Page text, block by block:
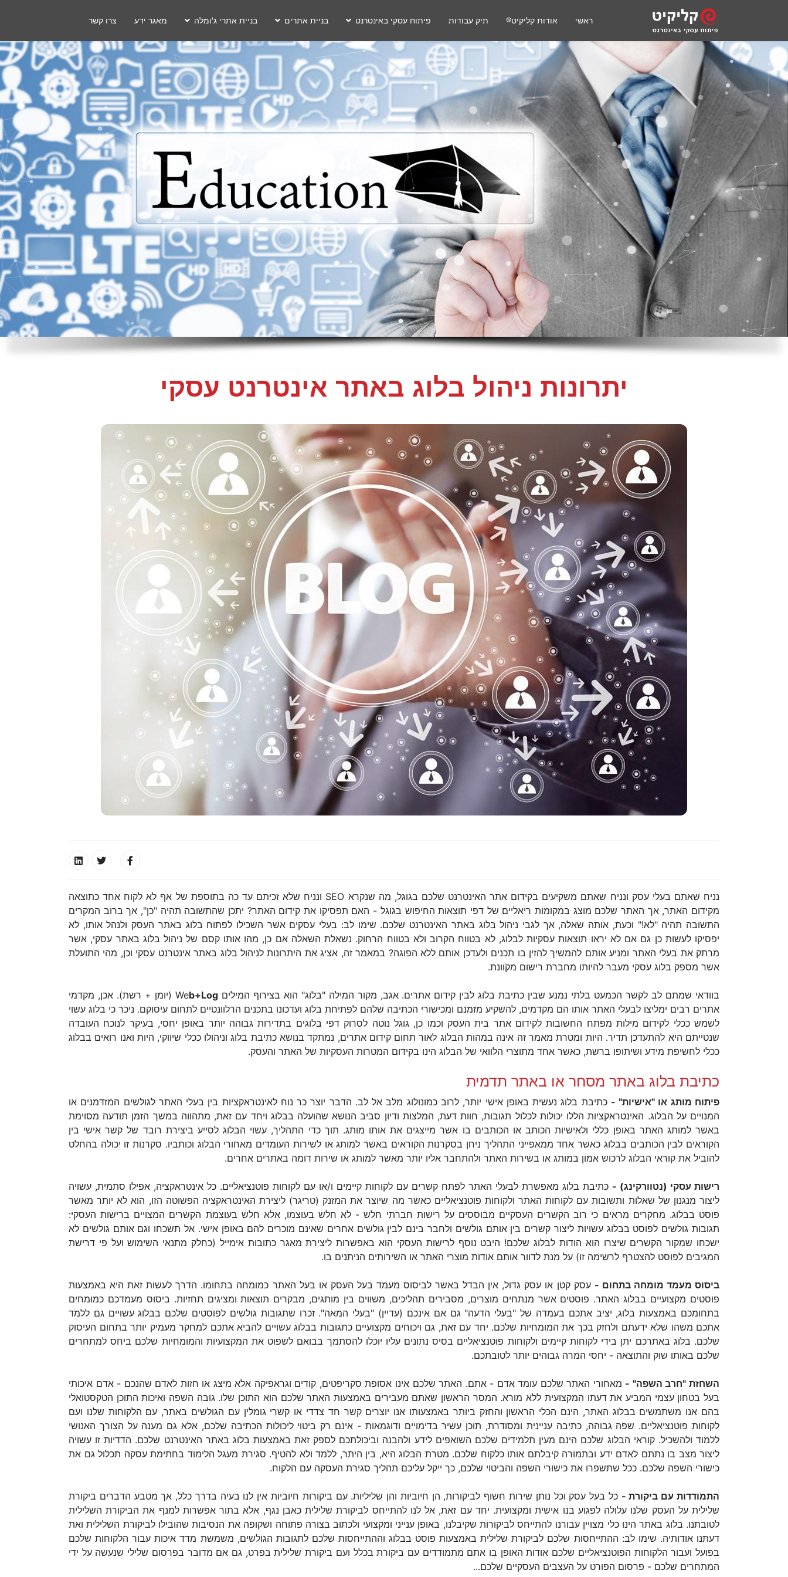
ראשי אודות קליקיט® תיק עבודות פיתוח עסקי באינטרנט בניית אתרים בניית אתרי ג'ומלה מאגר ידע צרו קשר
יתרונות ניהול בלוג באתר אינטרנט עסקי
נניח שאתם בעלי עסק ונניח שאתם משקיעים בקידום אתר האינטרנט שלכם בגוגל, מה שנקרא SEO ונניח שלא זכיתם עד כה בתוספת של אף לא לקוח אחד כתוצאה
מקידום האתר, אך האתר שלכם מוצג במקומות ריאליים של דפי תוצאות החיפוש בגוגל - האם תפסיקו את קידום האתר? יתכן שהתשובה תהיה "כן", אך ברוב המקרים
התשובה תהיה "לא!" וכעת, אותה שאלה, אך לגבי ניהול בלוג באתר האינטרנט שלכם. שימו לב: בעלי עסקים אשר השכילו לפתוח בלוג באתר העסק ולנהל אותו, לא
יפסיקו לעשות כן גם אם לא יראו תוצאות עסקיות לבלוג, לא בטווח הקרוב ולא בטווח הרחוק. נשאלת השאלה אם כן, מהו אותו קסם של ניהול בלוג באתר עסקי, אשר
מרתק את בעלי האתר ומניע אותם להמשיך להזין בו תכנים ולעדכן אותם ללא הפוגה? במאמר זה, אציג את היתרונות לניהול בלוג באתר אינטרנט עסקי וכן, מהי התועלת
אשר מספק בלוג עסקי מעבר להיותו מחברת רישום מקוונת.
בוודאי שמתם לב לקשר הכמעט בלתי נמנע שבין כתיבת בלוג לבין קידום אתרים. אגב, מקור המילה "בלוג" הוא בצירוף המילים Web+Log
(יומן + רשת). אכן, מקדמי
אתרים רבים ימליצו לבעלי האתר אותו הם מקדמים, להשקיע מזמנם ומכישורי הכתיבה שלהם לפתיחת בלוג ועדכונו בתכנים הרלוונטיים לתחום עיסוקם. ניכר כי בלוג עשוי
לשמש ככלי לקידום מילות מפתח החשובות לקידום אתר בית העסק וכמו כן, גוגל נוטה לסרוק דפי בלוגים בתדירות גבוהה יותר באופן יחסי, בעיקר לנוכח העובדה
שנטייתם היא להתעדכן תדיר. היות ומטרת מאמר זה אינה במהות הבלוג לאור תחום קידום אתרים, נמתקד בנושא כתיבת בלוג וניהולו ככלי שיווקי, היות ואנו רואים בבלוג
ככלי לחשיפת מידע ושיתופו ברשת, כאשר אחד מתוצרי הלוואי של הבלוג הינו בקידום המטרות העסקיות של האתר והעסק.
כתיבת בלוג באתר מסחר או באתר תדמית
פיתוח מותג או "אישיות" - כתיבת בלוג נעשית באופן אישי יותר, לרוב כמונולוג מלב אל לב. הדבר יוצר כר נוח לאינטראקציות בין בעלי האתר לגולשים המזדמנים או
המנויים על הבלוג. האינטראקציות הללו יכולות לכלול תגובות, חוות דעת, המלצות ודיון סביב הנושא שהועלה בבלוג ויחד עם זאת, מתהווה במשך הזמן תודעה מסוימת
באשר למותג האתר באופן כללי ולאישיות הכותב או הכותבים בו אשר מייצגים את אותו מותג. תוך כדי התהליך, עשוי הבלוג לסייע ביצירת רובד של קשר אישי בין
הקוראים לבין הכותבים בבלוג כאשר אחד ממאפייני התהליך ניחן בסקרנות הקוראים באשר למותג או לשירות העומדים מאחורי הבלוג וכותביו. סקרנות זו יכולה בהחלט
להוביל את קוראי הבלוג לרכוש אמון במותג או בשירות האתר ולהתחבר אליו יותר מאשר למותג או שירות דומה באתרים אחרים.
רישות עסקי (נטוורקינג) - כתיבת בלוג מאפשרת לבעלי האתר לפתח קשרים עם לקוחות קיימים ו/או עם לקוחות פוטנציאליים. כל אינטראקציה, אפילו סתמית, עשויה
ליצור מנגנון של שאלות ותשובות עם לקוחות האתר ולקוחות פוטנציאליים כאשר מה שיוצר את המזנק (טריגר) ליצירת האינטראקציה הפשוטה הזו, הוא לא יותר מאשר
פוסט בבלוג. מחקרים מראים כי רוב הקשרים העסקיים מבוססים על רישות חברתי חלש - לא חלש בעוצמו, אלא חלש בעוצמת הקשרים המצויים ברישות העסקי:
תגובות גולשים לפוסט בבלוג עשויות ליצור קשרים בין אותם גולשים ולחבר בינם לבין גולשים אחרים שאינם מוכרים להם באופן אישי. אל תשכחו וגם אותם גולשים לא
ישכחו שמקור הקשרים שיצרו הוא הודות לבלוג שלכם! היבט נוסף לרישות העסקי הוא באפשרות ליצירת מאגר כתובות אימייל (כחלק מתנאי השימוש ועל פי דרישת
המגיבים לפוסט להצטרף לרשימה זו) על מנת לדוור אותם אודות מוצרי האתר או השירותים הניתנים בו.
ביסוס מעמד מומחה בתחום - עסק קטן או עסק גדול, אין הבדל באשר לביסוס מעמד בעל העסק או בעל האתר כמומחה בתחומו. הדרך לעשות זאת היא באמצעות
פוסטים מקצועיים בבלוג האתר. פוסטים אשר מנתחים מוצרים, מסבירים תהליכים, משווים בין מותגים, מבקרים תוצאות ומציגים תחזיות. ביסוס מעמדכם כמומחים
בתחומכם באמצעות בלוג, יציב אתכם בעמדה של "בעלי הדעה" גם אם אינכם (עדיין) "בעלי המאה". זכרו שתגובות גולשים לפוסטים שלכם בבלוג עשויים גם ללמד
אתכם משהו שלא ידעתם ולחזק בכך את המומחיות שלכם. יחד עם זאת, גם ויכוחים מקצועיים כתגובות בבלוג עשויים להביא אתכם למחקר מעמיק יותר בתחום העיסוק
שלכם. בלוג באתרכם יתן בידי לקוחות קיימים ולקוחות פוטנציאליים בסיס נתונים עליו יוכלו להסתמך בבואם לשפוט את המקצועיות והמומחיות שלכם ביחס למתחרים
שלכם באותו שוק והתוצאה - יחסי המרה גבוהים יותר לטובתכם.
השחזת "חרב השפה" - מאחורי האתר שלכם עומד אדם - אתם. האתר שלכם אינו אסופת סקריפטים, קודים וגראפיקה אלא מיצג או חזות לאדם שהנכם - אדם איכותי
בעל בטחון עצמי המביע את דעתו המקצועית ללא מורא. המסר הראשון שאתם מעבירים באמצעות האתר שלכם הוא התוכן שלו. גובה השפה ואיכות התוכן הטקסטואלי
בהם אנו משתמשים בבלוג האתר, הינם הכלי הראשון והחזק ביותר באמצעותו אנו יוצרים קשר חד צדדי או קשרי גומלין עם הגולשים באתר, עם הלקוחות שלנו ועם
לקוחות פוטנציאליים. שפה גבוהה, כתיבה עניינית ומסודרת, תוכן עשיר בדימויים ודוגמאות - אינם רק ביטוי ליכולות הכתיבה שלכם, אלא גם מענה על הצורך האנושי
ללמוד ולהשכיל. קוראי הבלוג שלכם הינם מעין תלמידים שלכם השואפים לידע ולהבנה וביכולתכם לספק זאת באמצעות בלוג באתר האינטרנט שלכם. הדדיות זו עשויה
ליצור מצב בו נתתם לאדם ידע ובתמורה קיבלתם אותו כלקוח שלכם. מטרת הבלוג היא, בין היתר, ללמד ולא להטיף. סגירת מעגל הלימוד בחתימת עסקה תכלול גם את
כישורי השפה שלכם. ככל שתשפרו את כישורי השפה והביטוי שלכם, כך ייקל עליכם תהליך סגירת העסקה עם הלקוח.
התמודדות עם ביקורת - כל בעל עסק וכל נותן שירות חשוף לביקורות, הן חיוביות והן שליליות. עם ביקורות חיוביות אין לנו בעיה בדרך כלל, אך מטבע הדברים ביקורת
שלילית על העסק שלנו עלולה לפגוע בנו אישית ומקצועית. יחד עם זאת, אל לנו להתייחס לביקורת שלילית כאבן נגף, אלא בתור אפשרות למנף את הביקורת השלילית
לטובתנו. בלוג באתר הינו כלי מצויין עבורנו להתייחס לביקורות שקיבלנו, באופן ענייני ומקצועי ולכתוב בצורה פתוחה ושקופה את הנסיבות שהובילו לביקורת השלילית ואת
דעתנו אודותיה. שימו לב: ההתייחסות שלכם לביקורת שלילית באמצעות פוסט בבלוג וההתייחסות שלכם לתגובות הגולשים, משמשת מדד איכות עבור הלקוחות שלכם
בפועל ועבור הלקוחות הפוטנציאליים שלכם אודות האופן בו אתם מתמודדים עם ביקורת בכלל ועם ביקורת שלילית בפרט, גם אם מדובר בפרסום שלילי שנעשה על ידי
המתחרים שלכם - פרסום הפורט על העצבים העסקיים שלכם...